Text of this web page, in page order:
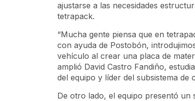
ajustarse a las necesidades
tetrapack.
“Mucha gente piensa que en
con ayuda de Postobón,
vehículo al crear una placa de
amplió David Castro Fandiño,
del equipo y líder del subsistema de
De otro lado, el equipo presentó un